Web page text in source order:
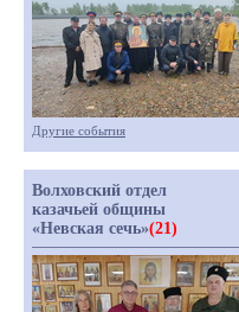
Другие события
Волховский отдел
казачьей общины
«Невская сечь»(21)